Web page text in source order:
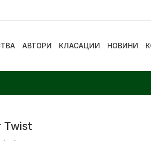
АВТОРИ КЛАСАЦИИ НОВИНИ
Twist